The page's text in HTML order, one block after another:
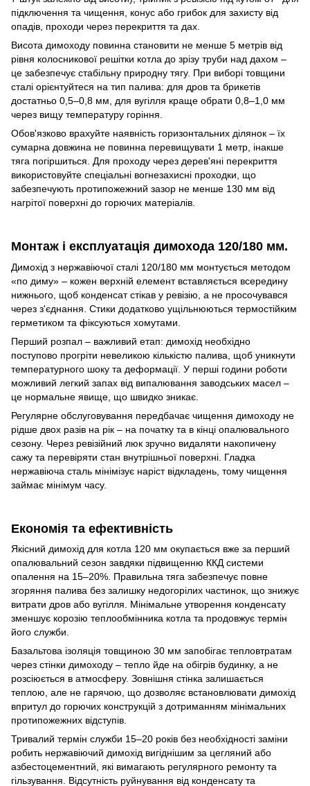
підключення та чищення, конус або грибок для захисту від
опадів, проходи через перекриття та дах.
Висота димоходу повинна становити не менше 5 метрів від
рівня колосникової решітки котла до зрізу труби над дахом –
це забезпечує стабільну природну тягу. При виборі товщини
сталі орієнтуйтеся на тип палива: для дров та брикетів
достатньо 0,5–0,8 мм, для вугілля краще обрати 0,8–1,0 мм
через вищу температуру горіння.
Обов'язково врахуйте наявність горизонтальних ділянок – їх
сумарна довжина не повинна перевищувати 1 метр, інакше
тяга погіршиться. Для проходу через дерев'яні перекриття
використовуйте спеціальні вогнезахисні проходки, що
забезпечують протипожежний зазор не менше 130 мм від
нагрітої поверхні до горючих матеріалів.
Монтаж і експлуатація димохода 120/180 мм.
Димохід з нержавіючої сталі 120/180 мм монтується методом
«по диму» – кожен верхній елемент вставляється всередину
нижнього, щоб конденсат стікав у ревізію, а не просочувався
через з'єднання. Стики додатково ущільнюються термостійким
герметиком та фіксуються хомутами.
Перший розпал – важливий етап: димохід необхідно
поступово прогріти невеликою кількістю палива, щоб уникнути
температурного шоку та деформації. У перші години роботи
можливий легкий запах від випалювання заводських масел –
це нормальне явище, що швидко зникає.
Регулярне обслуговування передбачає чищення димоходу не
рідше двох разів на рік – на початку та в кінці опалювального
сезону. Через ревізійний люк зручно видаляти накопичену
сажу та перевіряти стан внутрішньої поверхні. Гладка
нержавіюча сталь мінімізує наріст відкладень, тому чищення
займає мінімум часу.
Економія та ефективність
Якісний димохід для котла 120 мм окупається вже за перший
опалювальний сезон завдяки підвищенню ККД системи
опалення на 15–20%. Правильна тяга забезпечує повне
згоряння палива без залишку недогорілих частинок, що знижує
витрати дров або вугілля. Мінімальне утворення конденсату
зменшує корозію теплообмінника котла та продовжує термін
його служби.
Базальтова ізоляція товщиною 30 мм запобігає тепловтратам
через стінки димоходу – тепло йде на обігрів будинку, а не
розсіюється в атмосферу. Зовнішня стінка залишається
теплою, але не гарячою, що дозволяє встановлювати димохід
впритул до горючих конструкцій з дотриманням мінімальних
протипожежних відступів.
Тривалий термін служби 15–20 років без необхідності заміни
робить нержавіючий димохід вигіднішим за цегляний або
азбестоцементний, які вимагають регулярного ремонту та
гільзування. Відсутність руйнування від конденсату та